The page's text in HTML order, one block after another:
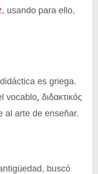
, usando para ello,
es griega.
vocablo. διδακτικός
al arte de enseñar.
buscó